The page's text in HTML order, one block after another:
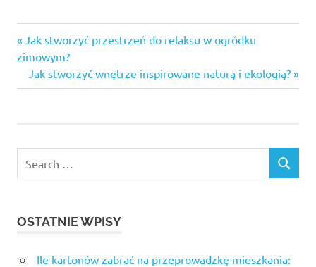
Nawigacja
wpisu
Previous
Post:
Jak stworzyć przestrzeń do relaksu w ogródku
zimowym?
Next
Post:
Jak stworzyć wnętrze inspirowane naturą i ekologią?
for:
SEARCH
OSTATNIE WPISY
Ile kartonów zabrać na przeprowadzkę mieszkania: